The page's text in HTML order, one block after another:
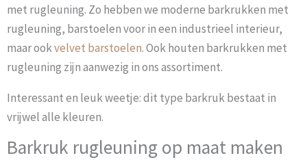
met rugleuning. Zo hebben we moderne barkrukken met
rugleuning, barstoelen voor in een industrieel interieur,
maar ookvelvet barstoelen. Ook houten barkrukken met
rugleuning zijn aanwezig in ons assortiment.
Interessant en leuk weetje: dit type barkruk bestaat in
vrijwel alle kleuren.
Barkruk rugleuning op maat maken